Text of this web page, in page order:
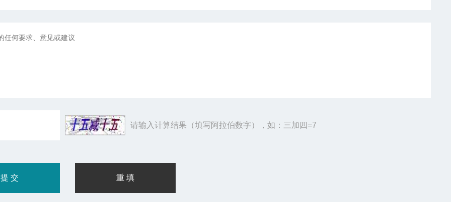
请输入计算结果（填写阿拉伯数字），如：三加四=7